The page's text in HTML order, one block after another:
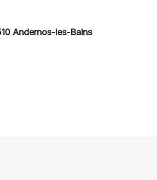
Andernos-les-Bains